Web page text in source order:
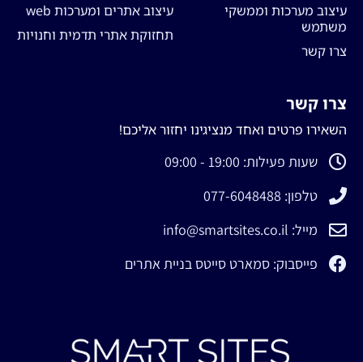
עיצוב מערכות וממשקי
משתמש
צרו קשר
עיצוב אתרים ומערכות web
תחזוקת אתרי תדמית וחנויות
צרו קשר
השאירו פרטים ואחד מנציגינו יחזור אליכם!
שעות פעילות: 19:00 - 09:00
טלפון: 077-6048488
מייל: info@smartsites.co.il
פייסבוק: סמארט סייטס בניית אתרים